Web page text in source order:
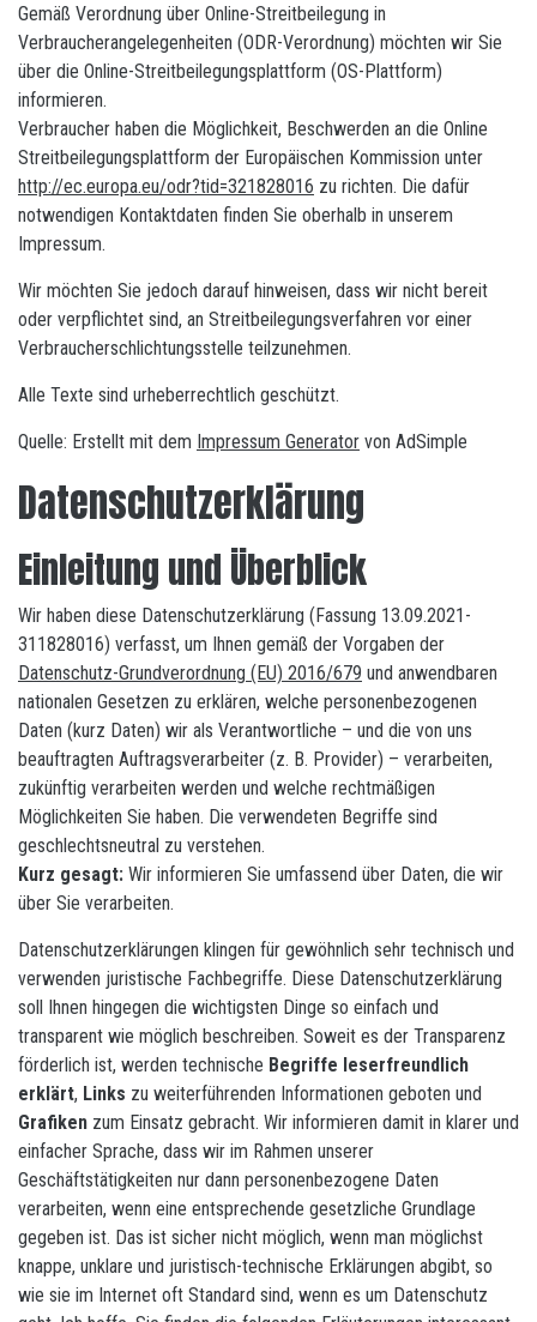
Gemäß Verordnung über Online-Streitbeilegung in
Verbraucherangelegenheiten (ODR-Verordnung) möchten wir Sie
über die Online-Streitbeilegungsplattform (OS-Plattform)
informieren.
Verbraucher haben die Möglichkeit, Beschwerden an die Online
Streitbeilegungsplattform der Europäischen Kommission unter
http://ec.europa.eu/odr?tid=321828016 zu richten. Die dafür
notwendigen Kontaktdaten finden Sie oberhalb in unserem
Impressum.
Wir möchten Sie jedoch darauf hinweisen, dass wir nicht bereit
oder verpflichtet sind, an Streitbeilegungsverfahren vor einer
Verbraucherschlichtungsstelle teilzunehmen.
Alle Texte sind urheberrechtlich geschützt.
Quelle: Erstellt mit dem Impressum Generator von AdSimple
Datenschutzerklärung
Einleitung und Überblick
Wir haben diese Datenschutzerklärung (Fassung 13.09.2021-
311828016) verfasst, um Ihnen gemäß der Vorgaben der
Datenschutz-Grundverordnung (EU) 2016/679 und anwendbaren
nationalen Gesetzen zu erklären, welche personenbezogenen
Daten (kurz Daten) wir als Verantwortliche – und die von uns
beauftragten Auftragsverarbeiter (z. B. Provider) – verarbeiten,
zukünftig verarbeiten werden und welche rechtmäßigen
Möglichkeiten Sie haben. Die verwendeten Begriffe sind
geschlechtsneutral zu verstehen.
Kurz gesagt: Wir informieren Sie umfassend über Daten, die wir
über Sie verarbeiten.
Datenschutzerklärungen klingen für gewöhnlich sehr technisch und
verwenden juristische Fachbegriffe. Diese Datenschutzerklärung
soll Ihnen hingegen die wichtigsten Dinge so einfach und
transparent wie möglich beschreiben. Soweit es der Transparenz
förderlich ist, werden technische Begriffe leserfreundlich
erklärt, Links zu weiterführenden Informationen geboten und
Grafiken zum Einsatz gebracht. Wir informieren damit in klarer und
einfacher Sprache, dass wir im Rahmen unserer
Geschäftstätigkeiten nur dann personenbezogene Daten
verarbeiten, wenn eine entsprechende gesetzliche Grundlage
gegeben ist. Das ist sicher nicht möglich, wenn man möglichst
knappe, unklare und juristisch-technische Erklärungen abgibt, so
wie sie im Internet oft Standard sind, wenn es um Datenschutz